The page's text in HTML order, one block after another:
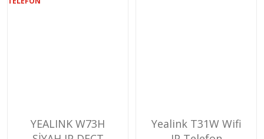
YEALINK W73H
Yealink T31W Wifi